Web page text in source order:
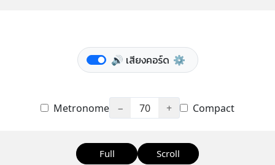
🔊 เสียงคอร์ด ⚙️
Metronome − 70 + Compact
Full Scroll